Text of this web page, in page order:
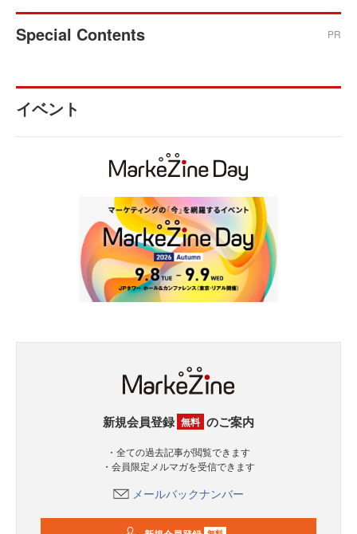
Special Contents PR
イベント
新規会員登録 無料 のご案内
・全ての過去記事が閲覧できます
・会員限定メルマガを受信できます
メールバックナンバー